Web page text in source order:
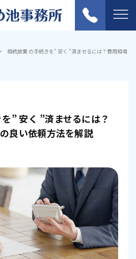
相続放棄 の手続きを” 安く ”済ませるには？費用相場
” 安く ”済ませるには？
良い依頼方法を解説